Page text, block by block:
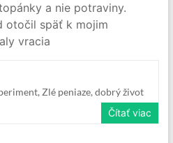
a nie potraviny.
otočil späť k mojim
vracia
, Zlé peniaze, dobrý život
Čítať viac